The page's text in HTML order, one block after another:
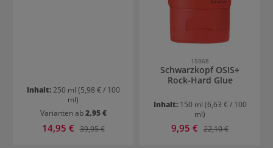
Inhalt:250 ml (5,98 € / 100
ml)
Varianten ab2,95 €
Verkaufspreis:
14,95 € Regulärer Preis:
39,95 €
15068
Schwarzkopf OSIS+
Rock-Hard Glue
Inhalt: 150 ml (6,63 € / 100
ml)
Verkaufspreis:
9,95 € Regulärer Preis:
22,10 €